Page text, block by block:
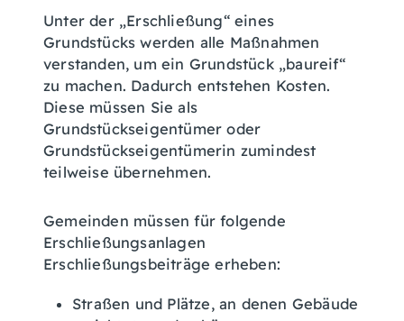
Unter der „Erschließung“ eines
Grundstücks werden alle Maßnahmen
verstanden, um ein Grundstück „baureif“
zu machen. Dadurch entstehen Kosten.
Diese müssen Sie als
Grundstückseigentümer oder
Grundstückseigentümerin zumindest
teilweise übernehmen.
Gemeinden müssen für folgende
Erschließungsanlagen
Erschließungsbeiträge erheben:
Straßen und Plätze, an denen Gebäude